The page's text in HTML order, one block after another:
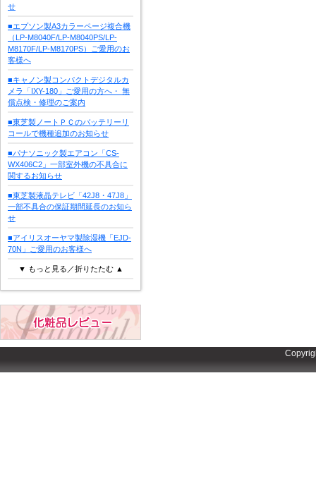
せ
■エプソン製A3カラーページ複合機
（LP-M8040F/LP-M8040PS/LP-
M8170F/LP-M8170PS）ご愛用のお
客様へ
■キャノン製コンパクトデジタルカ
メラ「IXY-180」ご愛用の方へ・ 無
償点検・修理のご案内
■東芝製ノートＰＣのバッテリーリ
コールで機種追加のお知らせ
■パナソニック製エアコン「CS-
WX406C2」一部室外機の不具合に
関するお知らせ
■東芝製液晶テレビ「42J8・47J8」
一部不具合の保証期間延長のお知ら
せ
■アイリスオーヤマ製除湿機「EJD-
70N」ご愛用のお客様へ
▼ もっと見る／折りたたむ ▲